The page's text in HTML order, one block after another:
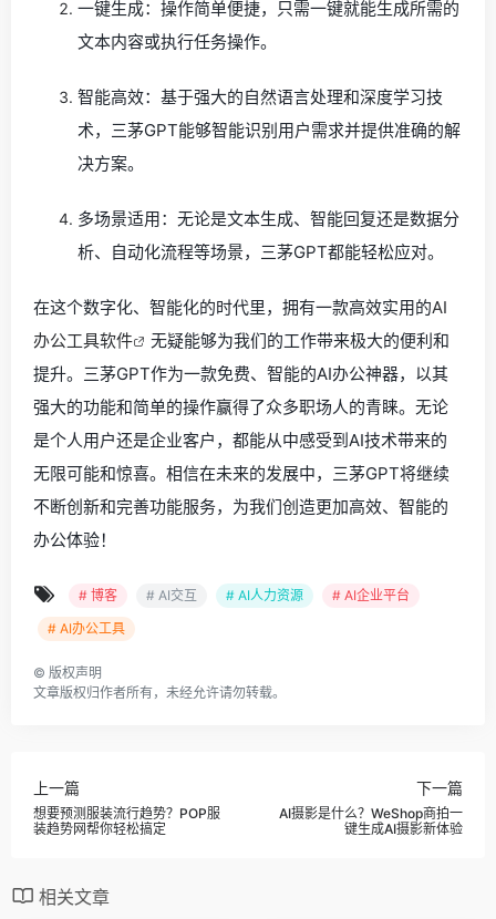
一键生成：操作简单便捷，只需一键就能生成所需的
文本内容或执行任务操作。
智能高效：基于强大的自然语言处理和深度学习技
术，三茅GPT能够智能识别用户需求并提供准确的解
决方案。
多场景适用：无论是文本生成、智能回复还是数据分
析、自动化流程等场景，三茅GPT都能轻松应对。
在这个数字化、智能化的时代里，拥有一款高效实用的AI
办公工具软件
无疑能够为我们的工作带来极大的便利和
提升。三茅GPT作为一款免费、智能的AI办公神器，以其
强大的功能和简单的操作赢得了众多职场人的青睐。无论
是个人用户还是企业客户，都能从中感受到AI技术带来的
无限可能和惊喜。相信在未来的发展中，三茅GPT将继续
不断创新和完善功能服务，为我们创造更加高效、智能的
办公体验！
# 博客 # AI交互 # AI人力资源
# AI企业平台
# AI办公工具
© 版权声明
文章版权归作者所有，未经允许请勿转载。
上一篇
想要预测服装流行趋势？POP服
装趋势网帮你轻松搞定
下一篇
AI摄影是什么？WeShop商拍一
键生成AI摄影新体验
相关文章